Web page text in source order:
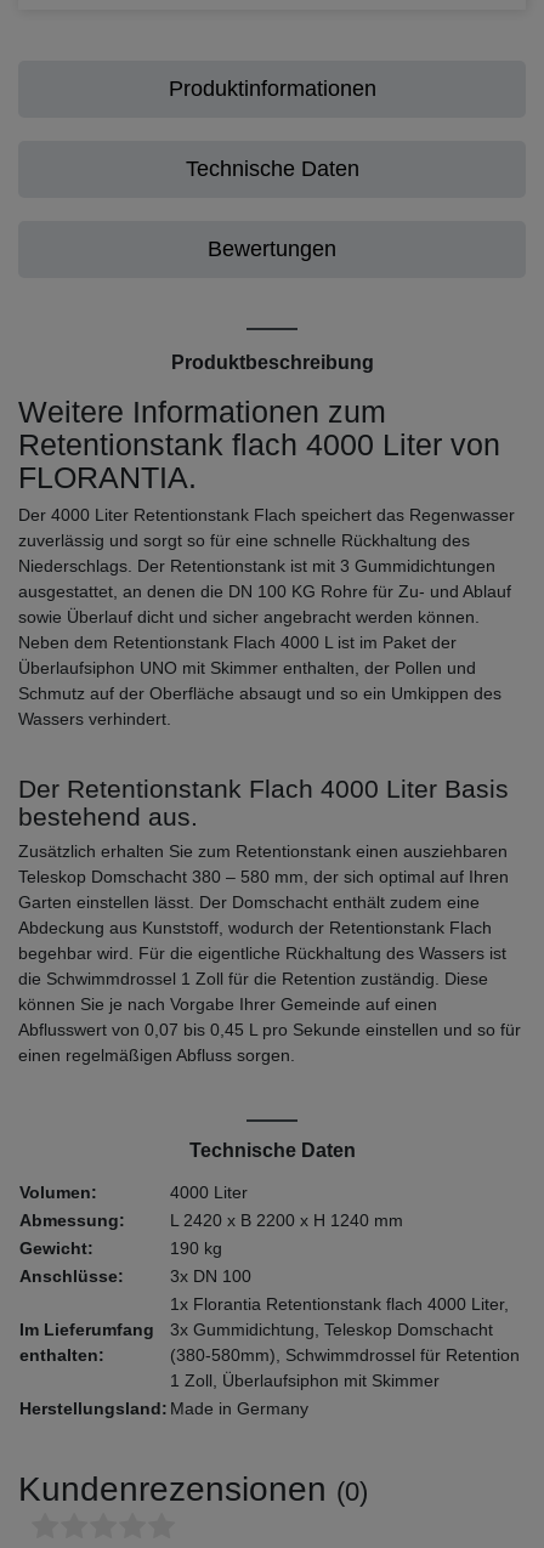
Produktinformationen
Technische Daten
Bewertungen
Produktbeschreibung
Weitere Informationen zum
Retentionstank flach 4000 Liter von
FLORANTIA.
Der 4000 Liter Retentionstank Flach speichert das Regenwasser
zuverlässig und sorgt so für eine schnelle Rückhaltung des
Niederschlags. Der Retentionstank ist mit 3 Gummidichtungen
ausgestattet, an denen die DN 100 KG Rohre für Zu- und Ablauf
sowie Überlauf dicht und sicher angebracht werden können.
Neben dem Retentionstank Flach 4000 L ist im Paket der
Überlaufsiphon UNO mit Skimmer enthalten, der Pollen und
Schmutz auf der Oberfläche absaugt und so ein Umkippen des
Wassers verhindert.
Der Retentionstank Flach 4000 Liter Basis
bestehend aus.
Zusätzlich erhalten Sie zum Retentionstank einen ausziehbaren
Teleskop Domschacht 380 – 580 mm, der sich optimal auf Ihren
Garten einstellen lässt. Der Domschacht enthält zudem eine
Abdeckung aus Kunststoff, wodurch der Retentionstank Flach
begehbar wird. Für die eigentliche Rückhaltung des Wassers ist
die Schwimmdrossel 1 Zoll für die Retention zuständig. Diese
können Sie je nach Vorgabe Ihrer Gemeinde auf einen
Abflusswert von 0,07 bis 0,45 L pro Sekunde einstellen und so für
einen regelmäßigen Abfluss sorgen.
Technische Daten
Volumen:
4000 Liter
Abmessung:
L 2420 x B 2200 x H 1240 mm
Gewicht:
190 kg
Anschlüsse:
3x DN 100
Im Lieferumfang
enthalten:
1x Florantia Retentionstank flach 4000 Liter,
3x Gummidichtung, Teleskop Domschacht
(380-580mm), Schwimmdrossel für Retention
1 Zoll, Überlaufsiphon mit Skimmer
Herstellungsland: Made in Germany
Kundenrezensionen (0)